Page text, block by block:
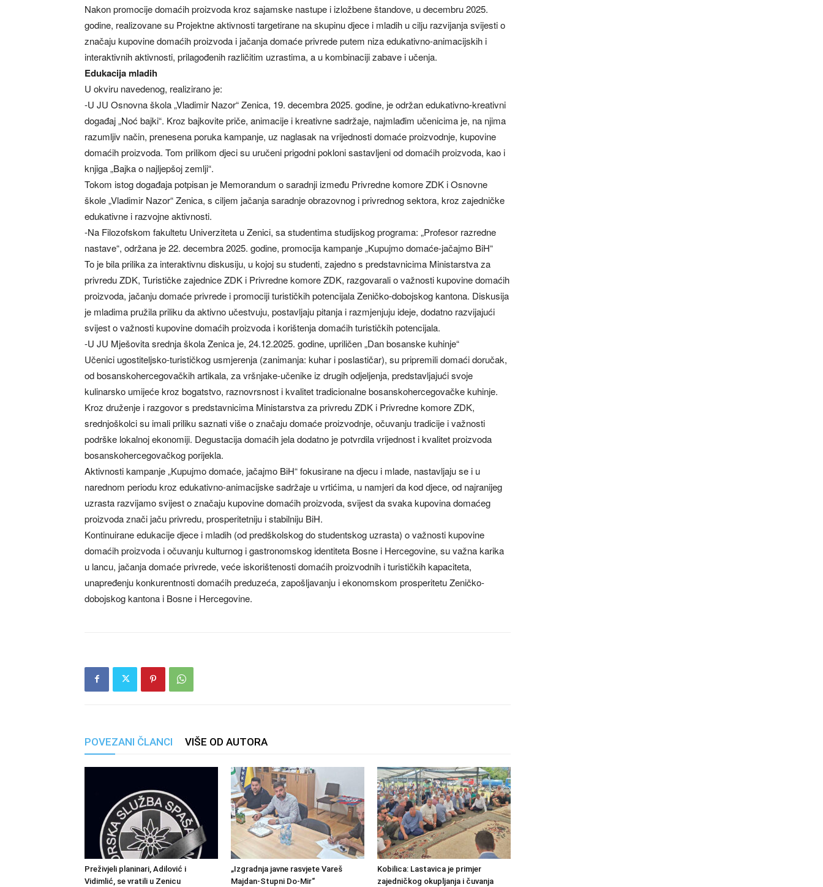
Nakon promocije domaćih proizvoda kroz sajamske nastupe i izložbene štandove, u decembru 2025.
godine, realizovane su Projektne aktivnosti targetirane na skupinu djece i mladih u cilju razvijanja svijesti o
značaju kupovine domaćih proizvoda i jačanja domaće privrede putem niza edukativno-animacijskih i
interaktivnih aktivnosti, prilagođenih različitim uzrastima, a u kombinaciji zabave i učenja.
Edukacija mladih
U okviru navedenog, realizirano je:
-U JU Osnovna škola „Vladimir Nazor“ Zenica, 19. decembra 2025. godine, je održan edukativno-kreativni
događaj „Noć bajki“. Kroz bajkovite priče, animacije i kreativne sadržaje, najmlađim učenicima je, na njima
razumljiv način, prenesena poruka kampanje, uz naglasak na vrijednosti domaće proizvodnje, kupovine
domaćih proizvoda. Tom prilikom djeci su uručeni prigodni pokloni sastavljeni od domaćih proizvoda, kao i
knjiga „Bajka o najljepšoj zemlji“.
Tokom istog događaja potpisan je Memorandum o saradnji između Privredne komore ZDK i Osnovne
škole „Vladimir Nazor“ Zenica, s ciljem jačanja saradnje obrazovnog i privrednog sektora, kroz zajedničke
edukativne i razvojne aktivnosti.
-Na Filozofskom fakultetu Univerziteta u Zenici, sa studentima studijskog programa: „Profesor razredne
nastave“, održana je 22. decembra 2025. godine, promocija kampanje „Kupujmo domaće-jačajmo BiH“
To je bila prilika za interaktivnu diskusiju, u kojoj su studenti, zajedno s predstavnicima Ministarstva za
privredu ZDK, Turističke zajednice ZDK i Privredne komore ZDK, razgovarali o važnosti kupovine domaćih
proizvoda, jačanju domaće privrede i promociji turističkih potencijala Zeničko-dobojskog kantona. Diskusija
je mladima pružila priliku da aktivno učestvuju, postavljaju pitanja i razmjenjuju ideje, dodatno razvijajući
svijest o važnosti kupovine domaćih proizvoda i korištenja domaćih turističkih potencijala.
-U JU Mješovita srednja škola Zenica je, 24.12.2025. godine, upriličen „Dan bosanske kuhinje“
Učenici ugostiteljsko-turističkog usmjerenja (zanimanja: kuhar i poslastičar), su pripremili domaći doručak,
od bosanskohercegovačkih artikala, za vršnjake-učenike iz drugih odjeljenja, predstavljajući svoje
kulinarsko umijeće kroz bogatstvo, raznovrsnost i kvalitet tradicionalne bosanskohercegovačke kuhinje.
Kroz druženje i razgovor s predstavnicima Ministarstva za privredu ZDK i Privredne komore ZDK,
srednjoškolci su imali priliku saznati više o značaju domaće proizvodnje, očuvanju tradicije i važnosti
podrške lokalnoj ekonomiji. Degustacija domaćih jela dodatno je potvrdila vrijednost i kvalitet proizvoda
bosanskohercegovačkog porijekla.
Aktivnosti kampanje „Kupujmo domaće, jačajmo BiH“ fokusirane na djecu i mlade, nastavljaju se i u
narednom periodu kroz edukativno-animacijske sadržaje u vrtićima, u namjeri da kod djece, od najranijeg
uzrasta razvijamo svijest o značaju kupovine domaćih proizvoda, svijest da svaka kupovina domaćeg
proizvoda znači jaču privredu, prosperitetniju i stabilniju BiH.
Kontinuirane edukacije djece i mladih (od predškolskog do studentskog uzrasta) o važnosti kupovine
domaćih proizvoda i očuvanju kulturnog i gastronomskog identiteta Bosne i Hercegovine, su važna karika
u lancu, jačanja domaće privrede, veće iskorištenosti domaćih proizvodnih i turističkih kapaciteta,
unapređenju konkurentnosti domaćih preduzeća, zapošljavanju i ekonomskom prosperitetu Zeničko-
dobojskog kantona i Bosne i Hercegovine.
POVEZANI ČLANCI VIŠE OD AUTORA
Preživjeli planinari, Adilović i
Vidimlić, se vratili u Zenicu
„Izgradnja javne rasvjete Vareš
Majdan-Stupni Do-Mir“
Kobilica: Lastavica je primjer
zajedničkog okupljanja i čuvanja